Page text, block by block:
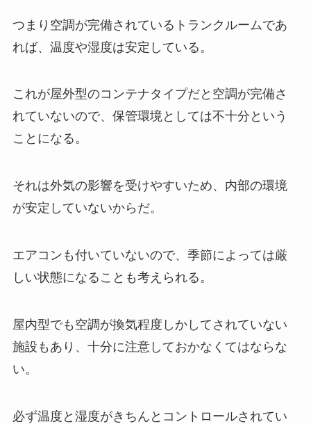
つまり空調が完備されているトランクルームであ
れば、温度や湿度は安定している。
これが屋外型のコンテナタイプだと空調が完備さ
れていないので、保管環境としては不十分という
ことになる。
それは外気の影響を受けやすいため、内部の環境
が安定していないからだ。
エアコンも付いていないので、季節によっては厳
しい状態になることも考えられる。
屋内型でも空調が換気程度しかしてされていない
施設もあり、十分に注意しておかなくてはならな
い。
必ず温度と湿度がきちんとコントロールされてい